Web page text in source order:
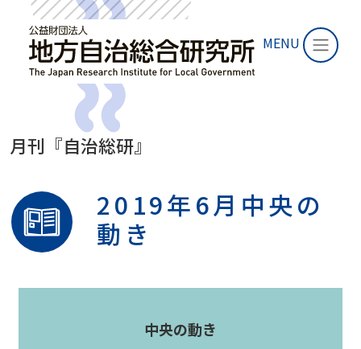
MENU
月刊『自治総研』
2019年6月中央の
動き
中央の動き